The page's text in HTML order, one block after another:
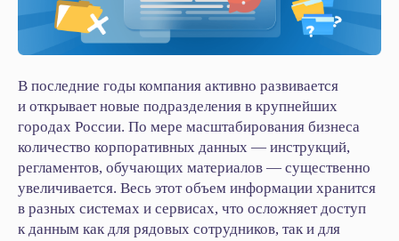
В последние годы компания активно развивается
и открывает новые подразделения в крупнейших
городах России. По мере масштабирования бизнеса
количество корпоративных данных — инструкций,
регламентов, обучающих материалов — существенно
увеличивается. Весь этот объем информации хранится
в разных системах и сервисах, что осложняет доступ
к данным как для рядовых сотрудников, так и для